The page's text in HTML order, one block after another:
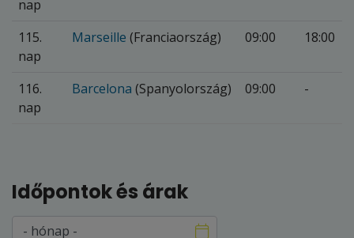
nap
115.
nap
Marseille (Franciaország) 09:00 18:00
116.
nap
Barcelona (Spanyolország) 09:00 -
Időpontok és árak